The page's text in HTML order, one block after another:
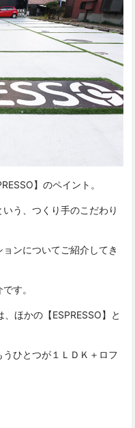
】のペイント。
う、つくり手のこだわり
ンについてご紹介してき
す。
、ほかの【ESPRESSO】と
ひとつが１ＬＤＫ＋ロフ